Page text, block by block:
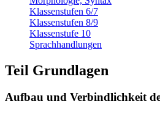
Klassenstufen 6/7
Klassenstufen 8/9
Klassenstufe 10
Sprachhandlungen
Teil Grundlagen
Aufbau und Verbindlichkeit